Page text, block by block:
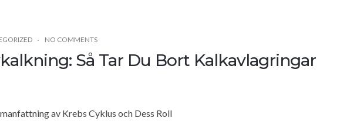
NO COMMENTS
Så Tar Du Bort Kalkavlagringar
av Krebs Cyklus och Dess Roll